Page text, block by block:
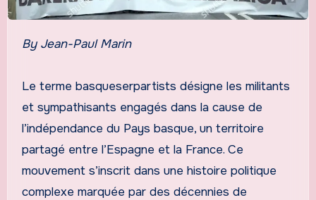
By Jean-Paul Marin
Le terme basqueserpartists désigne les militants
et sympathisants engagés dans la cause de
l’indépendance du Pays basque, un territoire
partagé entre l’Espagne et la France. Ce
mouvement s’inscrit dans une histoire politique
complexe marquée par des décennies de